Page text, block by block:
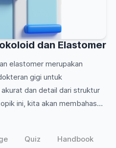
dan Elastomer
elastomer merupakan
gigi untuk
dan detail dari struktur
ini, kita akan membahas
lebih dalam bagaimana
Quiz Handbook